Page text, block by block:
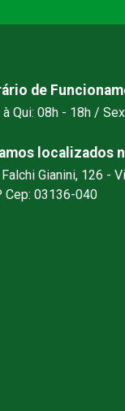
de
à Qui: 08h - 18h /
localizados
Falchi Gianini, 126 -
Cep: 03136-040